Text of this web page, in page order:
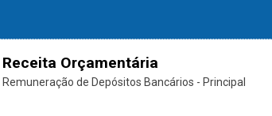
Receita Orçamentária
Remuneração de Depósitos Bancários - Principal